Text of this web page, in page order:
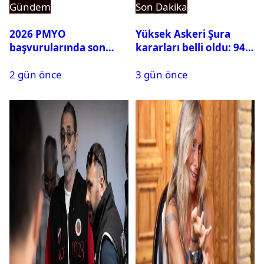
Gündem
2026 PMYO
başvurularında son
2 gün önce
Son Dakika
Yüksek Askeri Şura
kararları belli oldu: 94
3 gün önce